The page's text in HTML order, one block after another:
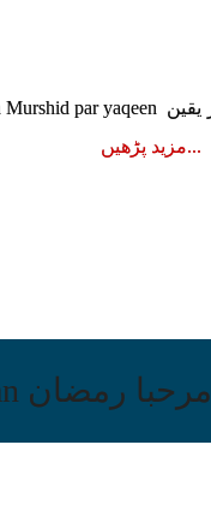
مزید پڑھیں
مرحبا رمضان Marhaba Ramadan